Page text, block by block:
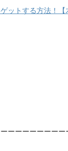
ットする方法！【
ーーーーーーーー